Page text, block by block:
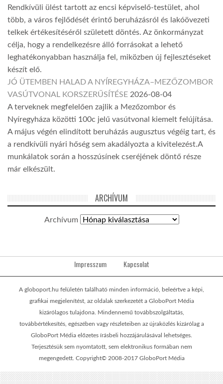
Rendkívüli ülést tartott az encsi képviselő-testület, ahol
több, a város fejlődését érintő beruházásról és lakóövezeti
telkek értékesítéséről született döntés. Az önkormányzat
célja, hogy a rendelkezésre álló forrásokat a lehető
leghatékonyabban használja fel, miközben új fejlesztéseket
készít elő.
JÓ ÜTEMBEN HALAD A NYÍREGYHÁZA–MEZŐZOMBOR
VASÚTVONAL KORSZERŰSÍTÉSE 2026-08-04
A terveknek megfelelően zajlik a Mezőzombor és
Nyíregyháza közötti 100c jelű vasútvonal kiemelt felújítása.
A május végén elindított beruházás augusztus végéig tart, és
a rendkívüli nyári hőség sem akadályozta a kivitelezést.A
munkálatok során a hosszúsínek cseréjének döntő része
már elkészült.
ARCHÍVUM
Archívum
Impresszum Kapcsolat
A globoport.hu felületén található minden információ, beleértve a képi,
grafikai megjelenítést, az oldalak szerkezetét a GloboPort Média
kizárólagos tulajdona. Mindennemű továbbszolgáltatás,
továbbértékesítés, egészében vagy részleteiben az újraközlés kizárólag a
GloboPort Média előzetes írásbeli hozzájárulásával lehetséges.
Terjesztésük sem nyomtatott, sem elektronikus formában nem
megengedett. Copyright© 2008-2017 GloboPort Média